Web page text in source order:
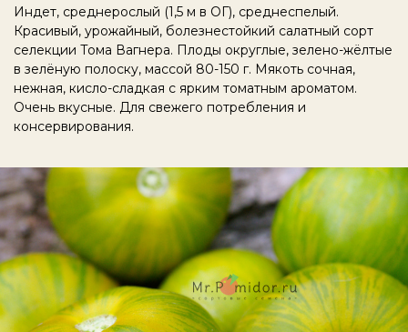
Индет, среднерослый (1,5 м в ОГ), среднеспелый.
Красивый, урожайный, болезнестойкий салатный сорт
селекции Тома Вагнера. Плоды округлые, зелено-жёлтые
в зелёную полоску, массой 80-150 г. Мякоть сочная,
нежная, кисло-сладкая с ярким томатным ароматом.
Очень вкусные. Для свежего потребления и
консервирования.